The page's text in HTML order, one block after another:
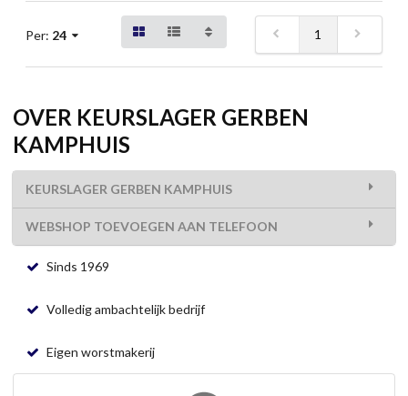
Per: 24 1
OVER KEURSLAGER GERBEN
KAMPHUIS
KEURSLAGER GERBEN KAMPHUIS
WEBSHOP TOEVOEGEN AAN TELEFOON
Sinds 1969
Volledig ambachtelijk bedrijf
Eigen worstmakerij